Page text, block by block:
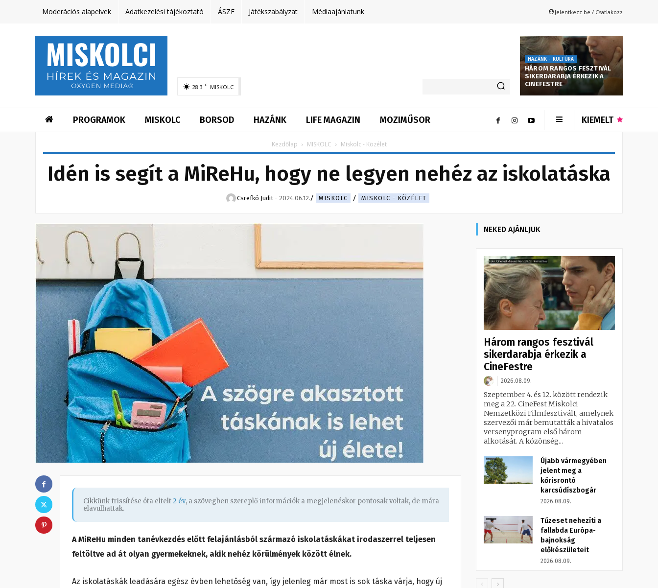
Moderációs alapelvek Adatkezelési tájékoztató ÁSZF Játékszabályzat Médiaajánlatunk Jelentkezz be / Csatlakozz
28.3 C MISKOLC
HAZÁNK - KULTÚRA
HÁROM RANGOS FESZTIVÁL
SIKERDARABJA ÉRKEZIK A
CINEFESTRE
PROGRAMOK MISKOLC BORSOD HAZÁNK LIFE MAGAZIN MOZIMŰSOR KIEMELT
Kezdőlap MISKOLC Miskolc - Közélet
Idén is segít a MiReHu, hogy ne legyen nehéz az iskolatáska
Csrefkó Judit - 2024.06.12. MISKOLC MISKOLC - KÖZÉLET
Cikkünk frissítése óta eltelt2 év, a szövegben szereplő információk a megjelenéskor pontosak voltak, de mára
elavulhattak.
A MiReHu minden tanévkezdés előtt felajánlásból származó iskolatáskákat irodaszerrel teljesen
feltöltve ad át olyan gyermekeknek, akik nehéz körülmények között élnek.
Az iskolatáskák leadására egész évben lehetőség van, így jelenleg már most is sok táska várja, hogy új
NEKED AJÁNLJUK
Három rangos fesztivál
sikerdarabja érkezik a
CineFestre
2026.08.09.
Szeptember 4. és 12. között rendezik
meg a 22. CineFest Miskolci
Nemzetközi Filmfesztivált, amelynek
szervezői már bemutatták a hivatalos
versenyprogram első három
alkotását. A közönség...
Újabb vármegyében
jelent meg a
kőrisrontó
karcsúdíszbogár
2026.08.09.
Tűzeset nehezíti a
fallabda Európa-
bajnokság
előkészületeit
2026.08.09.